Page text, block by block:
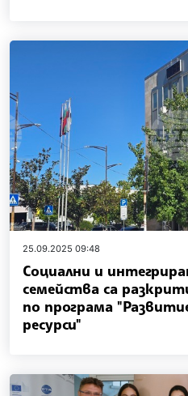
25.09.2025 09:48
Социални и
семейства са
по програма
ресурси"